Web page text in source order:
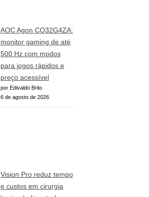
AOC Agon CQ32G4ZA:
monitor gaming de até
500 Hz com modos
para jogos rápidos e
preço acessível
por Edivaldo Brito
6 de agosto de 2026
Vision Pro reduz tempo
e custos em cirurgia